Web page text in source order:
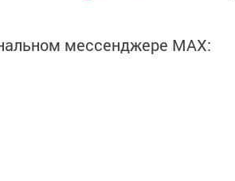
мессенджере MАХ: